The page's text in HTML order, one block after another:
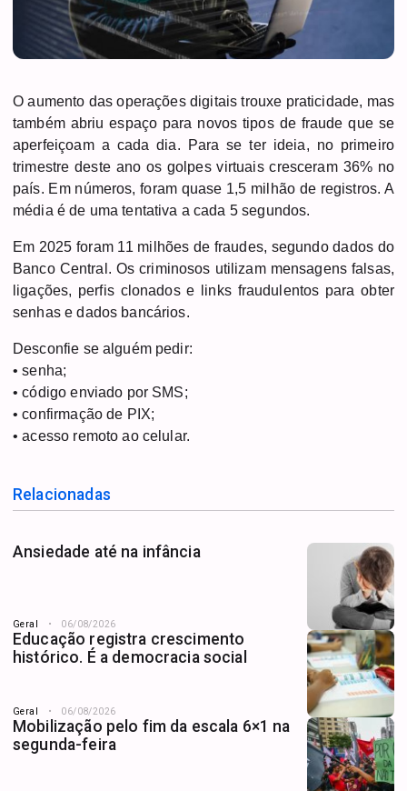
O aumento das operações digitais trouxe praticidade, mas
também abriu espaço para novos tipos de fraude que se
aperfeiçoam a cada dia. Para se ter ideia, no primeiro
trimestre deste ano os golpes virtuais cresceram 36% no
país. Em números, foram quase 1,5 milhão de registros. A
média é de uma tentativa a cada 5 segundos.
Em 2025 foram 11 milhões de fraudes, segundo dados do
Banco Central. Os criminosos utilizam mensagens falsas,
ligações, perfis clonados e links fraudulentos para obter
senhas e dados bancários.
Desconfie se alguém pedir:
• senha;
• código enviado por SMS;
• confirmação de PIX;
• acesso remoto ao celular.
Relacionadas
Ansiedade até na infância
Geral 06/08/2026
Educação registra crescimento
histórico. É a democracia social
Geral 06/08/2026
Mobilização pelo fim da escala 6×1 na
segunda-feira